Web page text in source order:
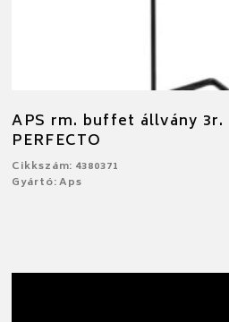
APS rm. buffet állvány 3r.
PERFECTO
Cikkszám: 4380371
Gyártó: Aps